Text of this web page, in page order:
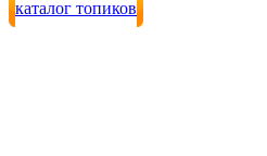
каталог топиков